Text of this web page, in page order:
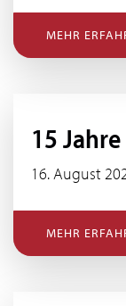
MEHR
15
16. August
MEHR